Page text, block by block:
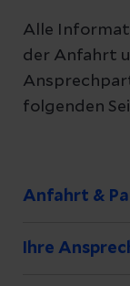
Alle
der Anfahrt
folgenden
Anfahrt &
Ihre